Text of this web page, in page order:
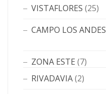
VISTAFLORES (25)
CAMPO LOS ANDES
ZONA ESTE (7)
RIVADAVIA(2)